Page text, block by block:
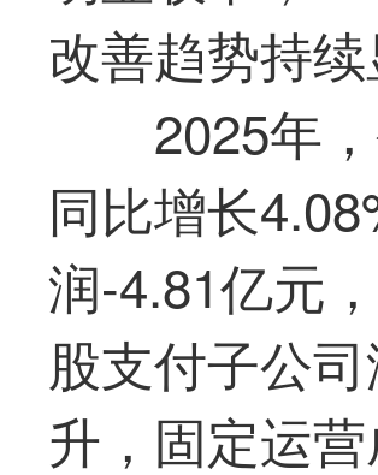
改善趋势持续
2025年
同比增长
润-4.81亿元
股支付子公
升，固定运